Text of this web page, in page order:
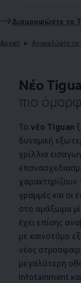
Διαμορφώστε το
Αρχική Ανακαλύψτε
Νέο
πιο
Το νέο Tiguan
δυναμική
γρίλλια
χαρακτηρίζουν
γραμμές και οι
στο αμάξωμα
έχει επίσης
με καινοτόμο
νέος
μεγαλύτερη
infotainment